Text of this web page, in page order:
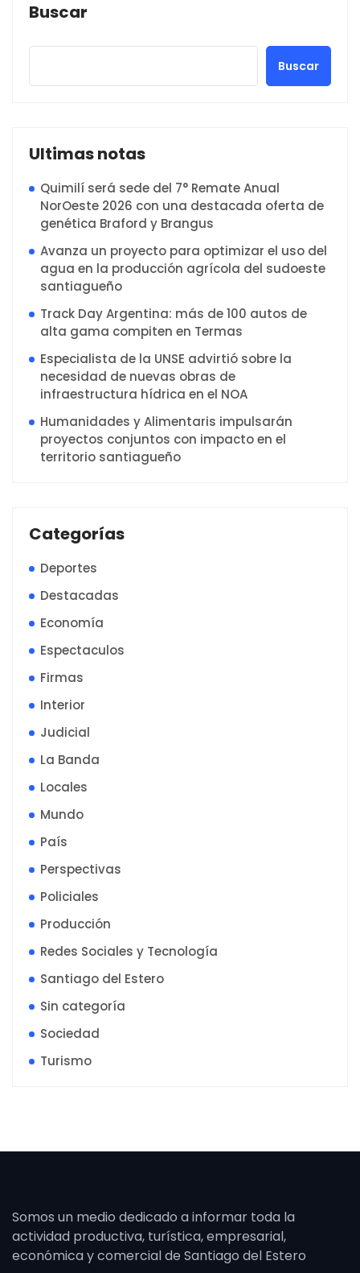
Buscar
Buscar
Ultimas notas
Quimilí será sede del 7° Remate Anual
NorOeste 2026 con una destacada oferta de
genética Braford y Brangus
Avanza un proyecto para optimizar el uso del
agua en la producción agrícola del sudoeste
santiagueño
Track Day Argentina: más de 100 autos de
alta gama compiten en Termas
Especialista de la UNSE advirtió sobre la
necesidad de nuevas obras de
infraestructura hídrica en el NOA
Humanidades y Alimentaris impulsarán
proyectos conjuntos con impacto en el
territorio santiagueño
Categorías
Deportes
Destacadas
Economía
Espectaculos
Firmas
Interior
Judicial
La Banda
Locales
Mundo
País
Perspectivas
Policiales
Producción
Redes Sociales y Tecnología
Santiago del Estero
Sin categoría
Sociedad
Turismo
Somos un medio dedicado a informar toda la
actividad productiva, turística, empresarial,
económica y comercial de Santiago del Estero